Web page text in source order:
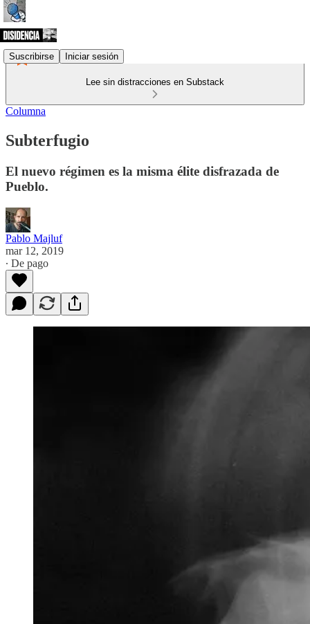
Suscribirse Iniciar sesión
Lee sin distracciones en Substack
Columna
Subterfugio
El nuevo régimen es la misma élite disfrazada de
Pueblo.
Pablo Majluf
mar 12, 2019
∙ De pago